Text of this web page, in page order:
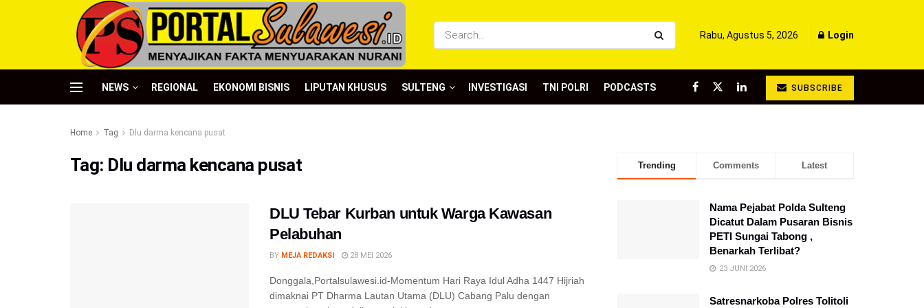
Rabu, Agustus 5, 2026 Login
NEWS REGIONAL EKONOMI BISNIS LIPUTAN KHUSUS SULTENG INVESTIGASI TNI POLRI PODCASTS SUBSCRIBE
Home Tag Dlu darma kencana pusat
Tag: Dlu darma kencana pusat
DLU Tebar Kurban untuk Warga Kawasan
Pelabuhan
BY MEJA REDAKSI 28 MEI 2026
Donggala,Portalsulawesi.id-Momentum Hari Raya Idul Adha 1447 Hijriah
dimaknai PT Dharma Lautan Utama (DLU) Cabang Palu dengan
Trending Comments Latest
Nama Pejabat Polda Sulteng
Dicatut Dalam Pusaran Bisnis
PETI Sungai Tabong ,
Benarkah Terlibat?
23 JUNI 2026
Satresnarkoba Polres Tolitoli